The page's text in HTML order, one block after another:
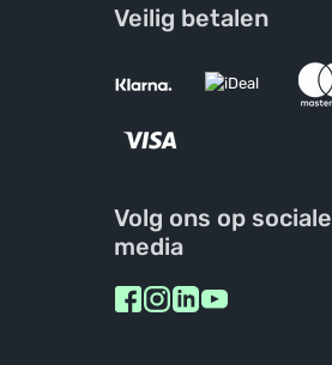
Veilig betalen
Volg ons op sociale
media